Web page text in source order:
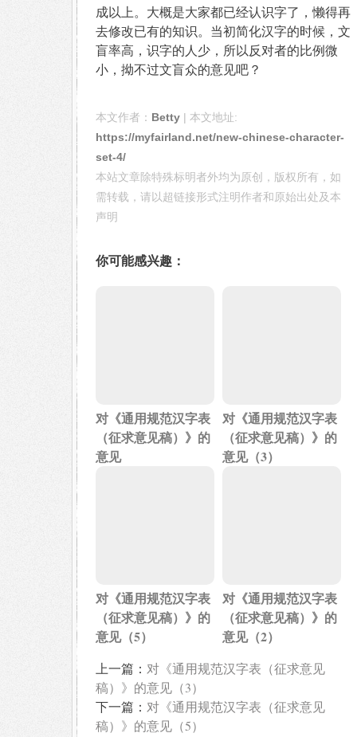
成以上。大概是大家都已经认识字了，懒得再
去修改已有的知识。当初简化汉字的时候，文
盲率高，识字的人少，所以反对者的比例微
小，拗不过文盲众的意见吧？
本文作者： Betty | 本文地址:
https://myfairland.net/new-chinese-character-
set-4/
本站文章除特殊标明者外均为原创，版权所有，如
需转载，请以超链接形式注明作者和原始出处及本
声明
你可能感兴趣：
对《通用规范汉字表
（征求意见稿）》的
意见
对《通用规范汉字表
（征求意见稿）》的
意见（3）
对《通用规范汉字表
（征求意见稿）》的
意见（5）
对《通用规范汉字表
（征求意见稿）》的
意见（2）
上一篇： 对《通用规范汉字表（征求意见
稿）》的意见（3）
下一篇： 对《通用规范汉字表（征求意见
稿）》的意见（5）